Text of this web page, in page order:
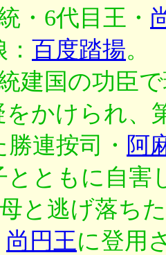
・6代目王・
百度踏揚。
建国の功臣
かけられ、
連按司・ 阿
とともに自害
と逃げ落ち
尚円王に登用